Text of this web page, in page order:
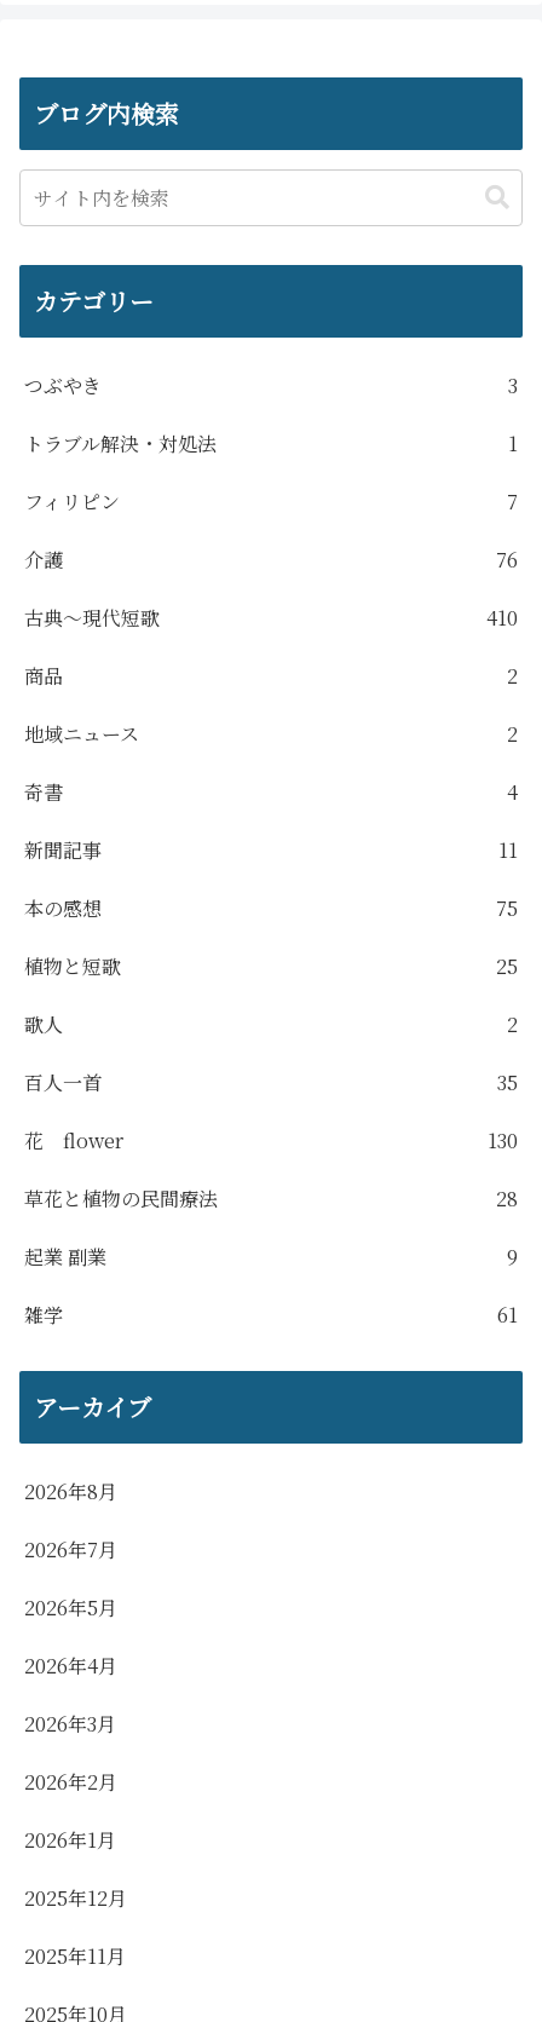
ブログ内検索
カテゴリー
つぶやき 3
トラブル解決・対処法 1
フィリピン 7
介護 76
古典～現代短歌 410
商品 2
地域ニュース 2
奇書 4
新聞記事 11
本の感想 75
植物と短歌 25
歌人 2
百人一首 35
花 flower 130
草花と植物の民間療法 28
起業 副業 9
雑学 61
アーカイブ
2026年8月
2026年7月
2026年5月
2026年4月
2026年3月
2026年2月
2026年1月
2025年12月
2025年11月
2025年10月